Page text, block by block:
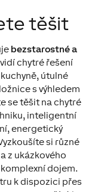
těšit
bezstarostné a
chytré řešení
útulné
s výhledem
se těšit na chytré
inteligentní
energetický
si různé
z ukázkového
dojem.
k dispozici přes